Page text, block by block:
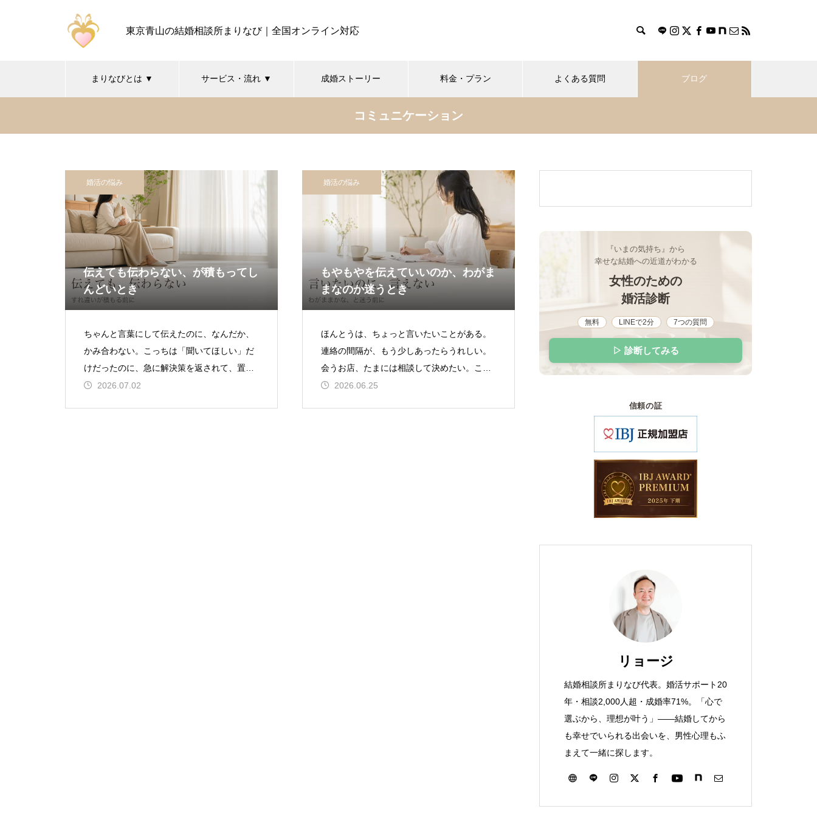
東京青山の結婚相談所まりなび｜全国オンライン対応
まりなびとは ▼ サービス・流れ ▼ 成婚ストーリー 料金・プラン よくある質問 ブログ
コミュニケーション
婚活の悩み
伝えても伝わらない、が積もってし
んどいとき
ちゃんと言葉にして伝えたのに、なんだか、
かみ合わない。こっちは「聞いてほしい」だ
けだったのに、急に解決策を返されて、置い
ていかれた気持ちになる。それが何度か続く
2026.07.02
婚活の悩み
もやもやを伝えていいのか、わがま
まなのか迷うとき
ほんとうは、ちょっと言いたいことがある。
連絡の間隔が、もう少しあったらうれしい。
会うお店、たまには相談して決めたい。この
前のあの一言、じつは少し、ひっかかってい
2026.06.25
『いまの気持ち』から
幸せな結婚への近道がわかる
女性のための
婚活診断
無料 LINEで2分 7つの質問
▷ 診断してみる
信頼の証
リョージ
結婚相談所まりなび代表。婚活サポート20
年・相談2,000人超・成婚率71%。「心で
選ぶから、理想が叶う」——結婚してから
も幸せでいられる出会いを、男性心理もふ
まえて一緒に探します。